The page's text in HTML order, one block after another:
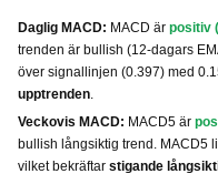
Daglig MACD: MACD är positiv
trenden är bullish (12-dagars
över signallinjen (0.397) med
upptrenden
Veckovis MACD: MACD5 är
bullish långsiktig trend. MACD5
vilket bekräftar stigande